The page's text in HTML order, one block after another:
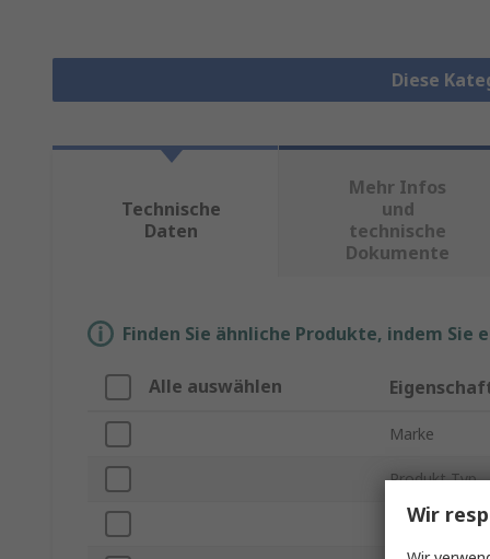
Diese
Technische
Daten
Mehr Infos
und
technische
Dokumente
Finden Sie ähnliche Produkte, indem
Alle auswählen
Marke
Produkt Typ
Anschlusstyp
Wir